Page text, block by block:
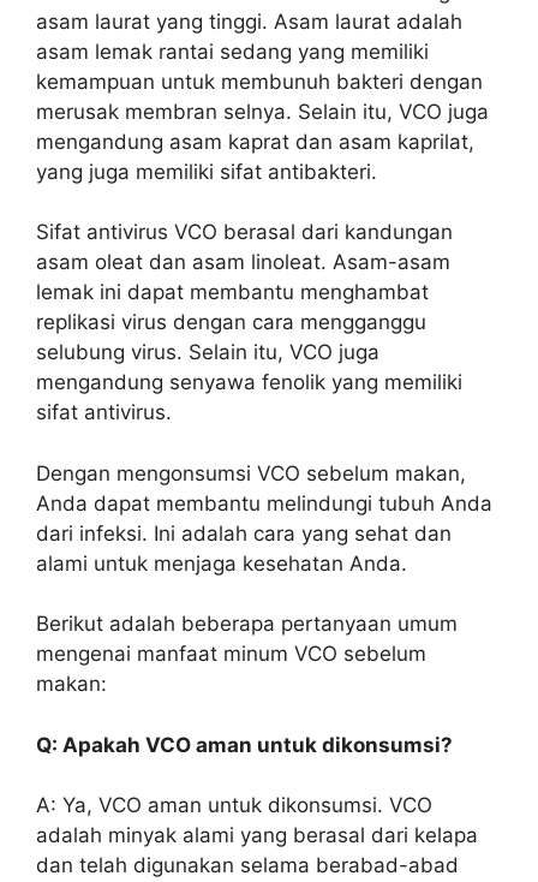
asam laurat yang tinggi. Asam laurat adalah
asam lemak rantai sedang yang memiliki
kemampuan untuk membunuh bakteri dengan
merusak membran selnya. Selain itu, VCO juga
mengandung asam kaprat dan asam kaprilat,
yang juga memiliki sifat antibakteri.
Sifat antivirus VCO berasal dari kandungan
asam oleat dan asam linoleat. Asam-asam
lemak ini dapat membantu menghambat
replikasi virus dengan cara mengganggu
selubung virus. Selain itu, VCO juga
mengandung senyawa fenolik yang memiliki
sifat antivirus.
Dengan mengonsumsi VCO sebelum makan,
Anda dapat membantu melindungi tubuh Anda
dari infeksi. Ini adalah cara yang sehat dan
alami untuk menjaga kesehatan Anda.
Berikut adalah beberapa pertanyaan umum
mengenai manfaat minum VCO sebelum
makan:
Q: Apakah VCO aman untuk dikonsumsi?
A: Ya, VCO aman untuk dikonsumsi. VCO
adalah minyak alami yang berasal dari kelapa
dan telah digunakan selama berabad-abad